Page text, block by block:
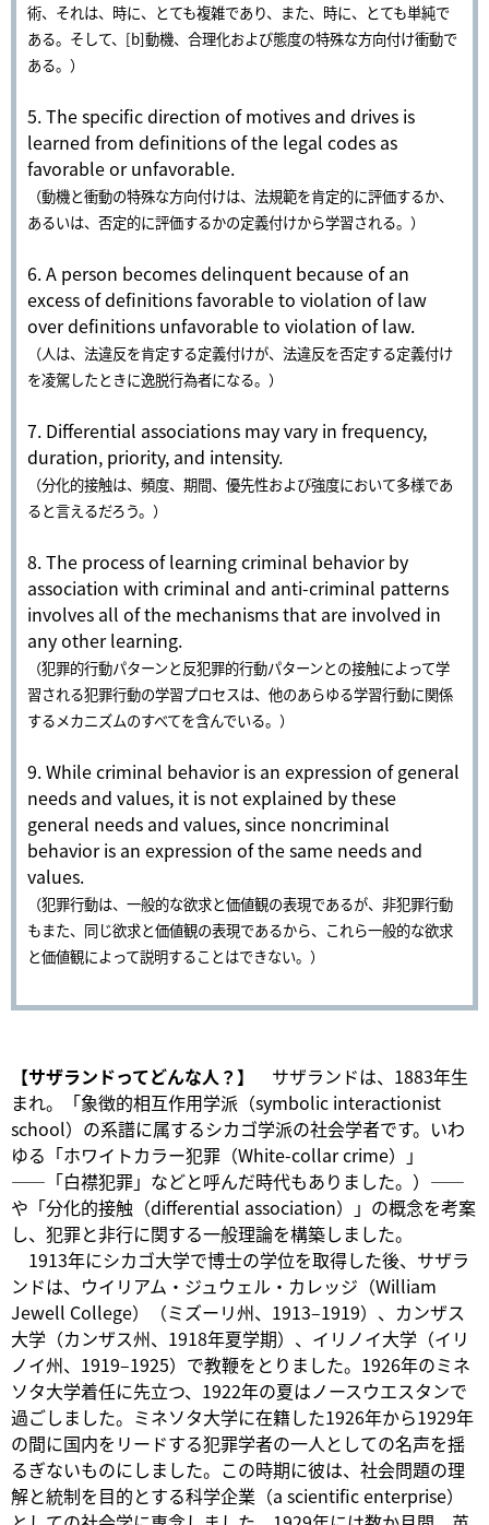
術、それは、時に、とても複雑であり、また、時に、とても単純で
ある。そして、[b]動機、合理化および態度の特殊な方向付け衝動で
ある。）
5. The specific direction of motives and drives is
learned from definitions of the legal codes as
favorable or unfavorable.
（動機と衝動の特殊な方向付けは、法規範を肯定的に評価するか、
あるいは、否定的に評価するかの定義付けから学習される。）
6. A person becomes delinquent because of an
excess of definitions favorable to violation of law
over definitions unfavorable to violation of law.
（人は、法違反を肯定する定義付けが、法違反を否定する定義付け
を凌駕したときに逸脱行為者になる。）
7. Differential associations may vary in frequency,
duration, priority, and intensity.
（分化的接触は、頻度、期間、優先性および強度において多様であ
ると言えるだろう。）
8. The process of learning criminal behavior by
association with criminal and anti-criminal patterns
involves all of the mechanisms that are involved in
any other learning.
（犯罪的行動パターンと反犯罪的行動パターンとの接触によって学
習される犯罪行動の学習プロセスは、他のあらゆる学習行動に関係
するメカニズムのすべてを含んでいる。）
9. While criminal behavior is an expression of general
needs and values, it is not explained by these
general needs and values, since noncriminal
behavior is an expression of the same needs and
values.
（犯罪行動は、一般的な欲求と価値観の表現であるが、非犯罪行動
もまた、同じ欲求と価値観の表現であるから、これら一般的な欲求
と価値観によって説明することはできない。）
【サザランドってどんな人？】
サザランドは、1883年生
まれ。「象徴的相互作用学派（symbolic interactionist
school）の系譜に属するシカゴ学派の社会学者です。いわ
ゆる「ホワイトカラー犯罪（White-collar crime）」
――「白襟犯罪」などと呼んだ時代もありました。）――
や「分化的接触（differential association）」の概念を考案
し、犯罪と非行に関する一般理論を構築しました。
1913年にシカゴ大学で博士の学位を取得した後、サザラ
ンドは、ウイリアム・ジュウェル・カレッジ（William
Jewell College）（ミズーリ州、1913–1919）、カンザス
大学（カンザス州、1918年夏学期）、イリノイ大学（イリ
ノイ州、1919–1925）で教鞭をとりました。1926年のミネ
ソタ大学着任に先立つ、1922年の夏はノースウエスタンで
過ごしました。ミネソタ大学に在籍した1926年から1929年
の間に国内をリードする犯罪学者の一人としての名声を揺
るぎないものにしました。この時期に彼は、社会問題の理
解と統制を目的とする科学企業（a scientific enterprise）